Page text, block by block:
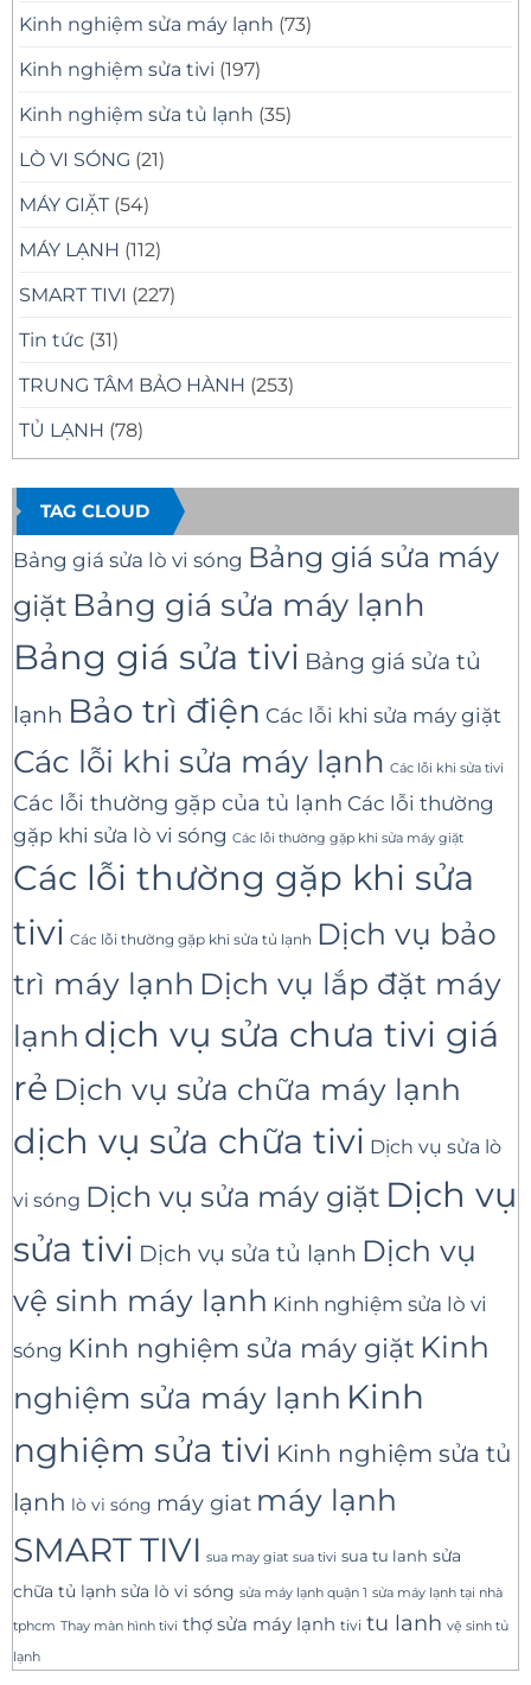
Kinh nghiệm sửa máy lạnh (73)
Kinh nghiệm sửa tivi (197)
Kinh nghiệm sửa tủ lạnh (35)
LÒ VI SÓNG (21)
MÁY GIẶT (54)
MÁY LẠNH (112)
SMART TIVI (227)
Tin tức (31)
TRUNG TÂM BẢO HÀNH (253)
TỦ LẠNH (78)
TAG CLOUD
Bảng giá sửa lò vi sóng Bảng giá sửa máy
giặt Bảng giá sửa máy lạnh
Bảng giá sửa tivi Bảng giá sửa tủ
lạnh Bảo trì điện Các lỗi khi sửa máy giặt
Các lỗi khi sửa máy lạnh Các lỗi khi sửa tivi
Các lỗi thường gặp của tủ lạnh Các lỗi thường
gặp khi sửa lò vi sóng Các lỗi thường gặp khi sửa máy giặt
Các lỗi thường gặp khi sửa
tivi Các lỗi thường gặp khi sửa tủ lạnh Dịch vụ bảo
trì máy lạnh Dịch vụ lắp đặt máy
lạnh dịch vụ sửa chưa tivi giá
rẻ Dịch vụ sửa chữa máy lạnh
dịch vụ sửa chữa tivi Dịch vụ sửa lò
vi sóng Dịch vụ sửa máy giặt Dịch vụ
sửa tivi Dịch vụ sửa tủ lạnh Dịch vụ
vệ sinh máy lạnh Kinh nghiệm sửa lò vi
sóng Kinh nghiệm sửa máy giặt Kinh
nghiệm sửa máy lạnh Kinh
nghiệm sửa tivi Kinh nghiệm sửa tủ
lạnh lò vi sóng máy giat máy lạnh
SMART TIVI sua may giat sua tivi sua tu lanh sửa
chữa tủ lạnh sửa lò vi sóng sửa máy lạnh quận 1 sửa máy lạnh tại nhà
tphcm Thay màn hình tivi thợ sửa máy lạnh tivi tu lanh vệ sinh tủ
lạnh